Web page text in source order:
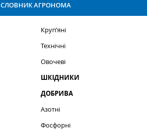
СЛОВНИК АГРОНОМА
Круп’яні
Технічні
Овочеві
ШКІДНИКИ
ДОБРИВА
Азотні
Фосфорні